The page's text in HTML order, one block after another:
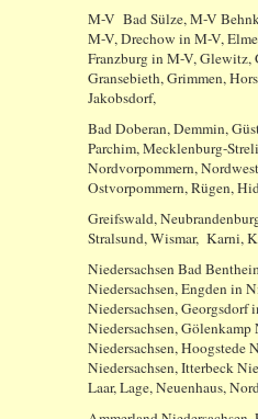
M-V Bad Sülze, M-V
M-V, Drechow in M-V,
Franzburg in M-V, Glewitz,
Gransebieth, Grimmen,
Jakobsdorf,
Bad Doberan, Demmin,
Parchim, Mecklenburg-
Nordvorpommern,
Ostvorpommern, Rügen,
Greifswald,
Stralsund, Wismar, Karni,
Niedersachsen Bad
Niedersachsen, Engden in
Niedersachsen, Georgsdorf
Niedersachsen,
Niedersachsen, Hoogstede
Niedersachsen, Itterbeck
Laar, Lage, Neuenhaus,